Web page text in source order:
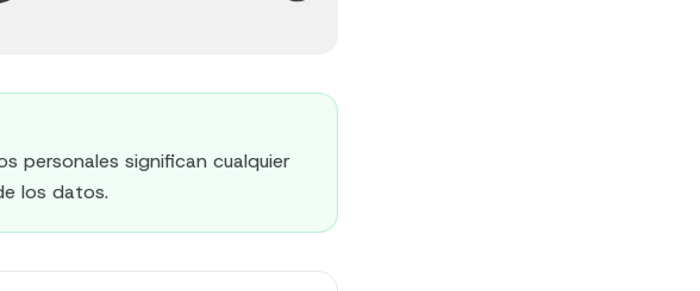
personales significan cualquier
los datos.